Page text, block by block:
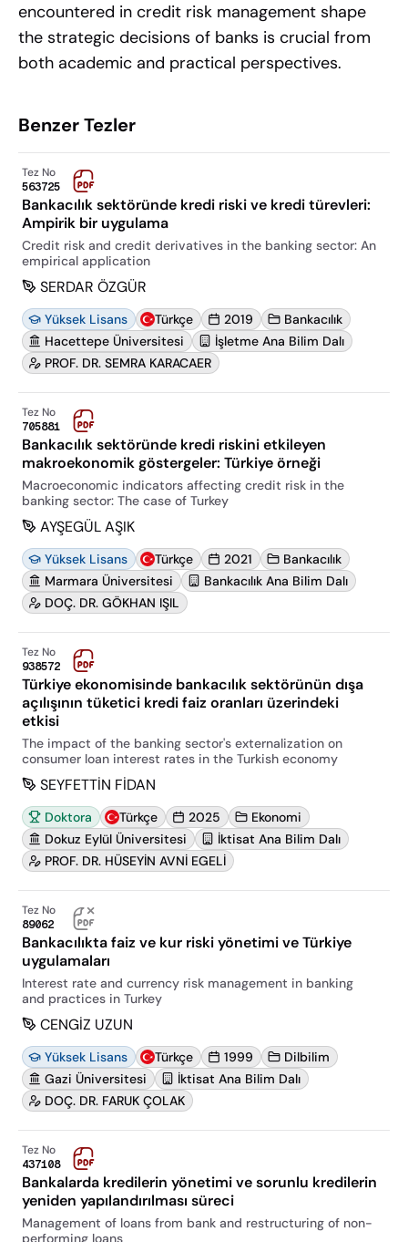
encountered in credit risk management shape
the strategic decisions of banks is crucial from
both academic and practical perspectives.
Benzer Tezler
Tez No
563725
Bankacılık sektöründe kredi riski ve kredi türevleri:
Ampirik bir uygulama
Credit risk and credit derivatives in the banking sector: An
empirical application
SERDAR ÖZGÜR
Yüksek Lisans Türkçe 2019
Bankacılık
Hacettepe Üniversitesi
İşletme Ana Bilim Dalı
PROF. DR. SEMRA KARACAER
Tez No
705881
Bankacılık sektöründe kredi riskini etkileyen
makroekonomik göstergeler: Türkiye örneği
Macroeconomic indicators affecting credit risk in the
banking sector: The case of Turkey
AYŞEGÜL AŞIK
Yüksek Lisans Türkçe 2021
Bankacılık
Marmara Üniversitesi
Bankacılık Ana Bilim Dalı
DOÇ. DR. GÖKHAN IŞIL
Tez No
938572
Türkiye ekonomisinde bankacılık sektörünün dışa
açılışının tüketici kredi faiz oranları üzerindeki
etkisi
The impact of the banking sector's externalization on
consumer loan interest rates in the Turkish economy
SEYFETTİN FİDAN
Doktora Türkçe 2025
Ekonomi
Dokuz Eylül Üniversitesi
İktisat Ana Bilim Dalı
PROF. DR. HÜSEYİN AVNİ EGELİ
Tez No
89062
Bankacılıkta faiz ve kur riski yönetimi ve Türkiye
uygulamaları
Interest rate and currency risk management in banking
and practices in Turkey
CENGİZ UZUN
Yüksek Lisans Türkçe 1999
Dilbilim
Gazi Üniversitesi
İktisat Ana Bilim Dalı
DOÇ. DR. FARUK ÇOLAK
Tez No
437108
Bankalarda kredilerin yönetimi ve sorunlu kredilerin
yeniden yapılandırılması süreci
Management of loans from bank and restructuring of non-
performing loans